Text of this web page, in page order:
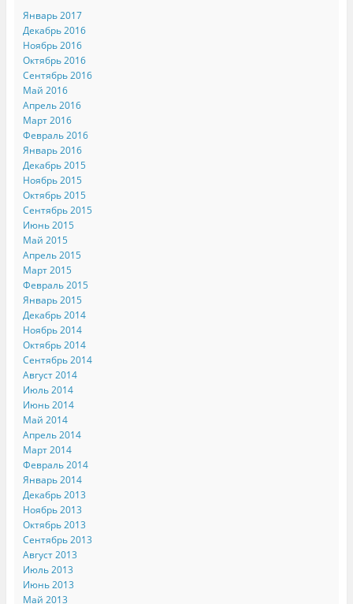
Январь 2017
Декабрь 2016
Ноябрь 2016
Октябрь 2016
Сентябрь 2016
Май 2016
Апрель 2016
Март 2016
Февраль 2016
Январь 2016
Декабрь 2015
Ноябрь 2015
Октябрь 2015
Сентябрь 2015
Июнь 2015
Май 2015
Апрель 2015
Март 2015
Февраль 2015
Январь 2015
Декабрь 2014
Ноябрь 2014
Октябрь 2014
Сентябрь 2014
Август 2014
Июль 2014
Июнь 2014
Май 2014
Апрель 2014
Март 2014
Февраль 2014
Январь 2014
Декабрь 2013
Ноябрь 2013
Октябрь 2013
Сентябрь 2013
Август 2013
Июль 2013
Июнь 2013
Май 2013